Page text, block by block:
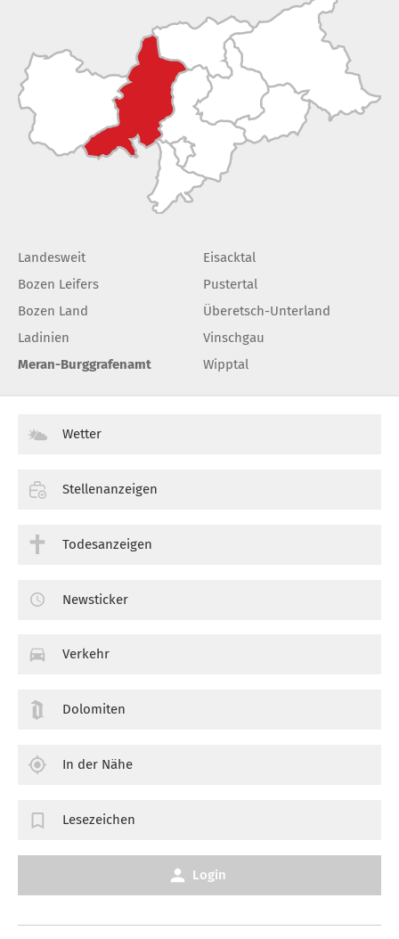
Landesweit
Bozen Leifers
Bozen Land
Ladinien
Meran-Burggrafenamt
Eisacktal
Pustertal
Überetsch-Unterland
Vinschgau
Wipptal
Wetter
Stellenanzeigen
Todesanzeigen
Newsticker
Verkehr
Dolomiten
In der Nähe
Lesezeichen
Login